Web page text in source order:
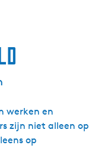
werken en
zijn niet alleen op
op